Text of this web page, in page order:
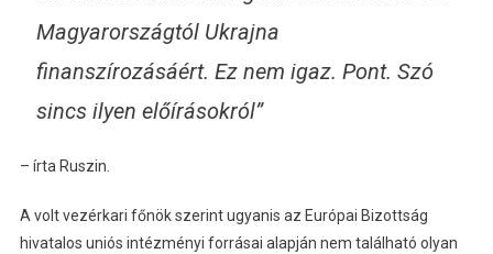
Magyarországtól Ukrajna
finanszírozásáért. Ez nem igaz. Pont. Szó
sincs ilyen előírásokról”
– írta Ruszin.
A volt vezérkari főnök szerint ugyanis az Európai Bizottság
hivatalos uniós intézményi forrásai alapján nem található olyan